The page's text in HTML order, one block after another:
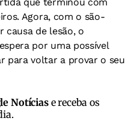
Agora, com o são-
causa de lesão, o
por uma possível
para voltar a provar o seu
Notíciase receba os